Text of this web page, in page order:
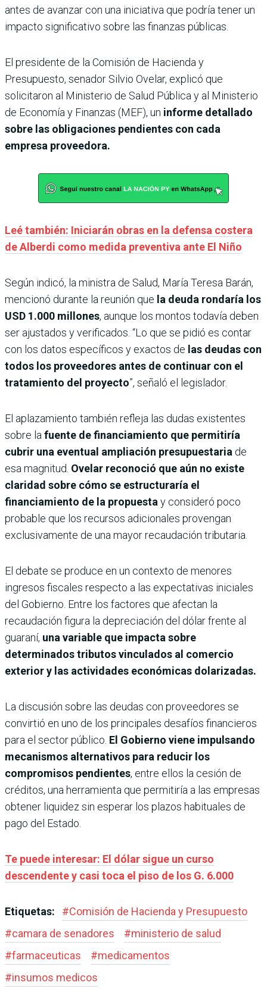
antes de avanzar con una iniciativa que podría tener un
impacto significativo sobre las finanzas públicas.
El presidente de la Comisión de Hacienda y
Presupuesto, senador Silvio Ovelar, explicó que
solicitaron al Ministerio de Salud Pública y al Ministerio
de Economía y Finanzas (MEF), un informe detallado
sobre las obligaciones pendientes con cada
empresa proveedora.
Leé también: Iniciarán obras en la defensa costera
de Alberdi como medida preventiva ante El Niño
Según indicó, la ministra de Salud, María Teresa Barán,
mencionó durante la reunión que la deuda rondaría los
USD 1.000 millones, aunque los montos todavía deben
ser ajustados y verificados. “Lo que se pidió es contar
con los datos específicos y exactos de las deudas con
todos los proveedores antes de continuar con el
tratamiento del proyecto”, señaló el legislador.
El aplazamiento también refleja las dudas existentes
sobre la fuente de financiamiento que permitiría
cubrir una eventual ampliación presupuestaria de
esa magnitud. Ovelar reconoció que aún no existe
claridad sobre cómo se estructuraría el
financiamiento de la propuesta y consideró poco
probable que los recursos adicionales provengan
exclusivamente de una mayor recaudación tributaria.
El debate se produce en un contexto de menores
ingresos fiscales respecto a las expectativas iniciales
del Gobierno. Entre los factores que afectan la
recaudación figura la depreciación del dólar frente al
guaraní, una variable que impacta sobre
determinados tributos vinculados al comercio
exterior y las actividades económicas dolarizadas.
La discusión sobre las deudas con proveedores se
convirtió en uno de los principales desafíos financieros
para el sector público. El Gobierno viene impulsando
mecanismos alternativos para reducir los
compromisos pendientes, entre ellos la cesión de
créditos, una herramienta que permitiría a las empresas
obtener liquidez sin esperar los plazos habituales de
pago del Estado.
Te puede interesar: El dólar sigue un curso
descendente y casi toca el piso de los G. 6.000
Etiquetas: #Comisión de Hacienda y Presupuesto
#camara de senadores #ministerio de salud
#farmaceuticas #medicamentos
#insumos medicos